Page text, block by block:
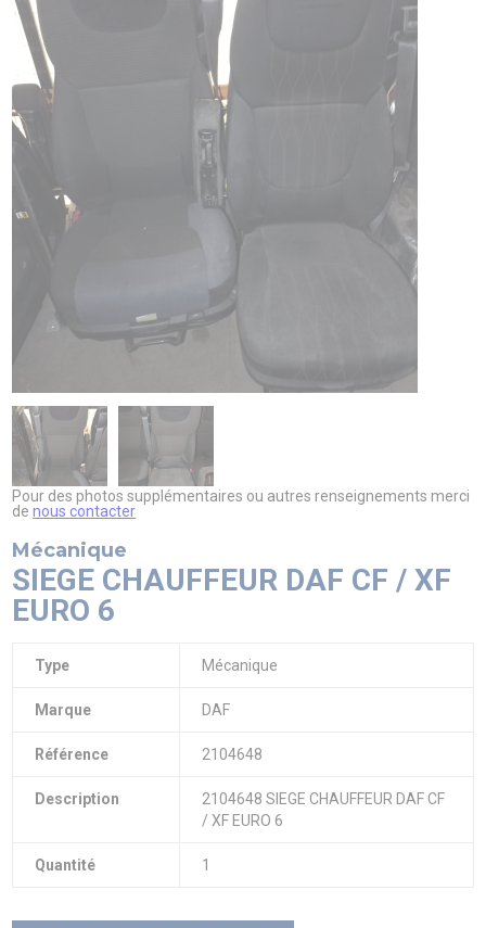
Pour des photos supplémentaires ou autres renseignements merci
denous contacter
Mécanique
SIEGE CHAUFFEUR DAF CF / XF
EURO 6
Type Mécanique
Marque DAF
Référence 2104648
Description
2104648 SIEGE CHAUFFEUR DAF CF
/ XF EURO 6
Quantité 1
PIAGGIO ASSISTANCE
0805 54 06 54